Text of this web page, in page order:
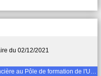
du 02/12/2021
au Pôle de formation de l'UIMM